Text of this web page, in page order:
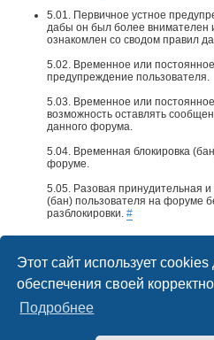
Этот сайт использует cookies
обеспечения своей
Подробнее
5.01. Первичное устное
дабы он был более внимателен
ознакомлен со сводом правил
5.02. Временное или
предупреждение пользователя.
5.03. Временное или
возможность оставлять
данного форума.
5.04. Временная блокировка
форуме.
5.05. Разовая принудительная
(бан) пользователя на форуме
разблокировки. #
Home 📌 Topics & Discussions